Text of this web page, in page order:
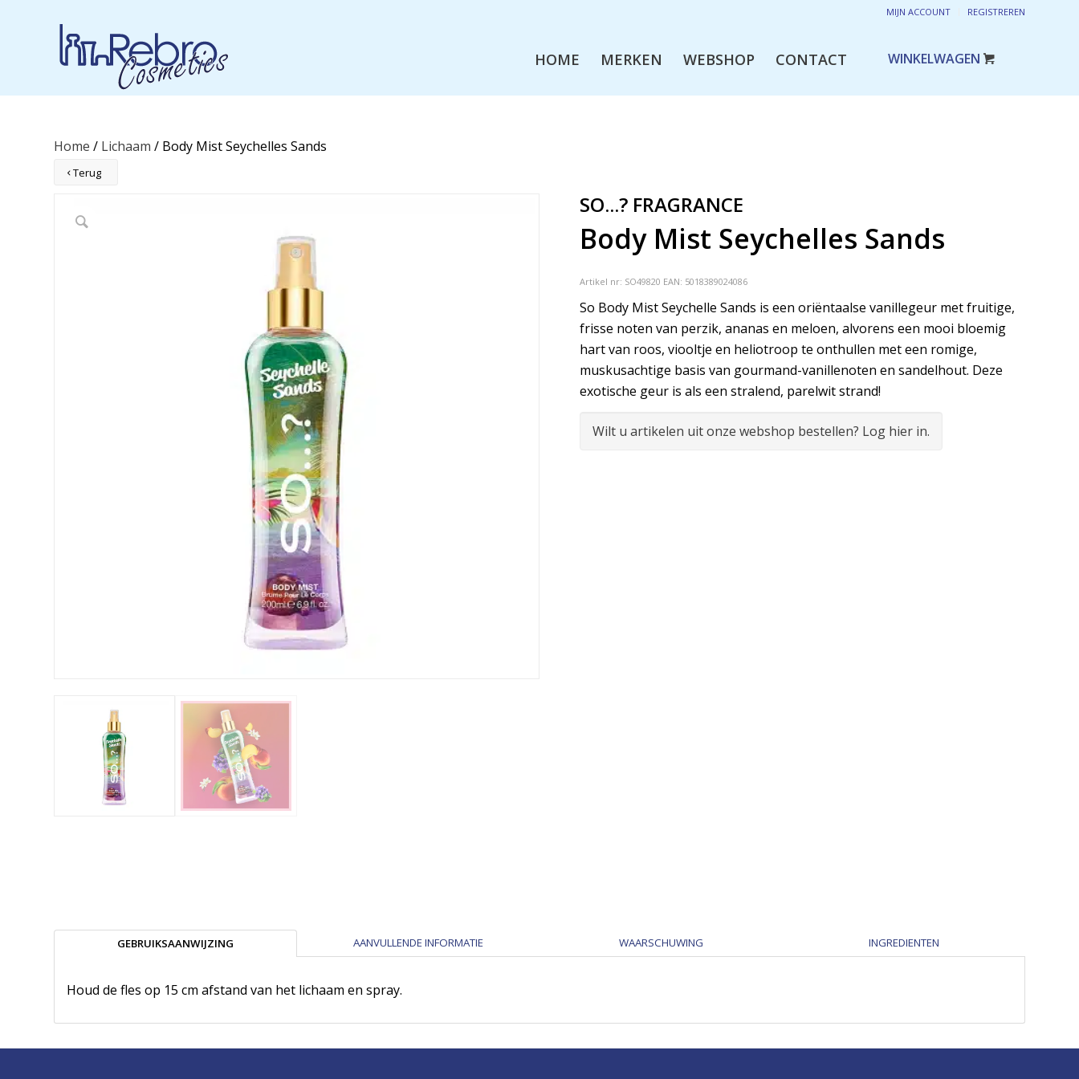
MIJN ACCOUNT REGISTREREN
HOME MERKEN WEBSHOP CONTACT
Home / Lichaam / Body Mist Seychelles Sands
Terug
SO...? FRAGRANCE
Body Mist Seychelles Sands
Artikel nr: SO49820 EAN: 5018389024086
So Body Mist Seychelle Sands is een oriëntaalse vanillegeur met fruitige,
frisse noten van perzik, ananas en meloen, alvorens een mooi bloemig
hart van roos, viooltje en heliotroop te onthullen met een romige,
muskusachtige basis van gourmand-vanillenoten en sandelhout. Deze
exotische geur is als een stralend, parelwit strand!
Wilt u artikelen uit onze webshop bestellen? Log hier in.
GEBRUIKSAANWIJZING AANVULLENDE INFORMATIE WAARSCHUWING INGREDIENTEN
Houd de fles op 15 cm afstand van het lichaam en spray.